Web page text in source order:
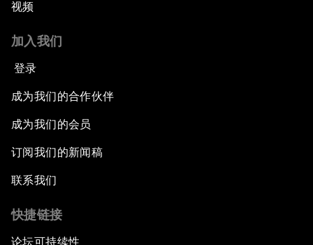
视频
加入我们
登录
成为我们的合作伙伴
成为我们的会员
订阅我们的新闻稿
联系我们
快捷链接
论坛可持续性